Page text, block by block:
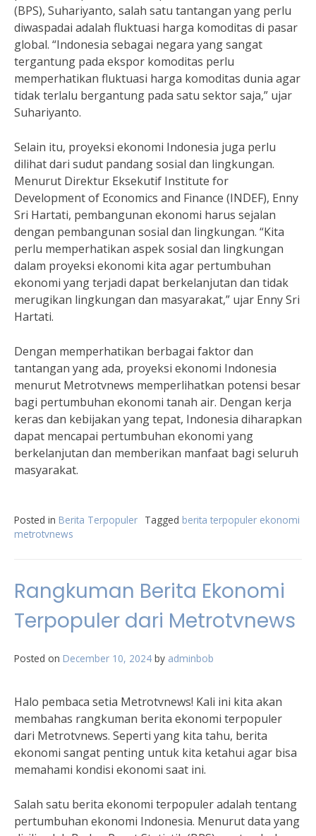
(BPS), Suhariyanto, salah satu tantangan yang perlu
diwaspadai adalah fluktuasi harga komoditas di pasar
global. “Indonesia sebagai negara yang sangat
tergantung pada ekspor komoditas perlu
memperhatikan fluktuasi harga komoditas dunia agar
tidak terlalu bergantung pada satu sektor saja,” ujar
Suhariyanto.
Selain itu, proyeksi ekonomi Indonesia juga perlu
dilihat dari sudut pandang sosial dan lingkungan.
Menurut Direktur Eksekutif Institute for
Development of Economics and Finance (INDEF), Enny
Sri Hartati, pembangunan ekonomi harus sejalan
dengan pembangunan sosial dan lingkungan. “Kita
perlu memperhatikan aspek sosial dan lingkungan
dalam proyeksi ekonomi kita agar pertumbuhan
ekonomi yang terjadi dapat berkelanjutan dan tidak
merugikan lingkungan dan masyarakat,” ujar Enny Sri
Hartati.
Dengan memperhatikan berbagai faktor dan
tantangan yang ada, proyeksi ekonomi Indonesia
menurut Metrotvnews memperlihatkan potensi besar
bagi pertumbuhan ekonomi tanah air. Dengan kerja
keras dan kebijakan yang tepat, Indonesia diharapkan
dapat mencapai pertumbuhan ekonomi yang
berkelanjutan dan memberikan manfaat bagi seluruh
masyarakat.
Posted in Berita Terpopuler Tagged berita terpopuler ekonomi
metrotvnews
Rangkuman Berita Ekonomi
Terpopuler dari Metrotvnews
Posted on December 10, 2024 by adminbob
Halo pembaca setia Metrotvnews! Kali ini kita akan
membahas rangkuman berita ekonomi terpopuler
dari Metrotvnews. Seperti yang kita tahu, berita
ekonomi sangat penting untuk kita ketahui agar bisa
memahami kondisi ekonomi saat ini.
Salah satu berita ekonomi terpopuler adalah tentang
pertumbuhan ekonomi Indonesia. Menurut data yang